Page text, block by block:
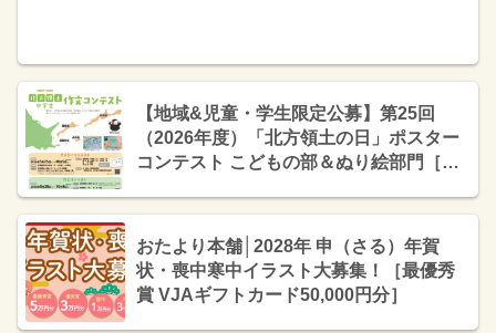
【地域&児童・学生限定公募】第25回
（2026年度）「北方領土の日」ポスター
コンテスト こどもの部＆ぬり絵部門［こ
カード］
おたより本舗│2028年 申（さる）年賀
状・喪中寒中イラスト大募集！［最優秀
賞 VJAギフトカード50,000円分］